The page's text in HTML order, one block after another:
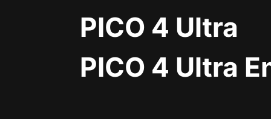
PICO 4 Ultra
PICO 4 Ultra